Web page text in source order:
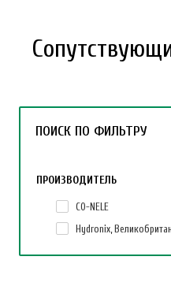
ПОИСК ПО ФИЛЬТРУ
ПРОИЗВОДИТЕЛЬ
CO-NELE
Hydronix,